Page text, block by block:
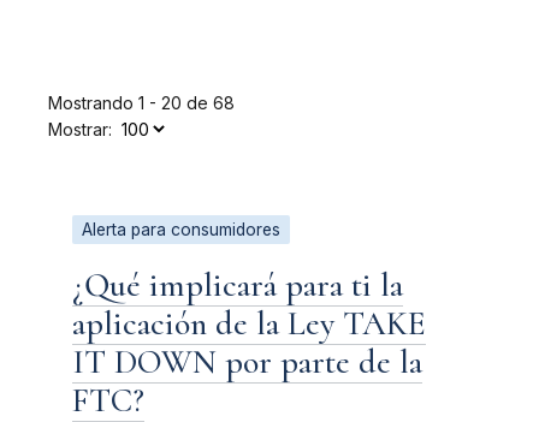
Mostrando 1 - 20 de 68
Mostrar:
Alerta para consumidores
¿Qué implicará para ti la
aplicación de la Ley TAKE
IT DOWN por parte de la
FTC?